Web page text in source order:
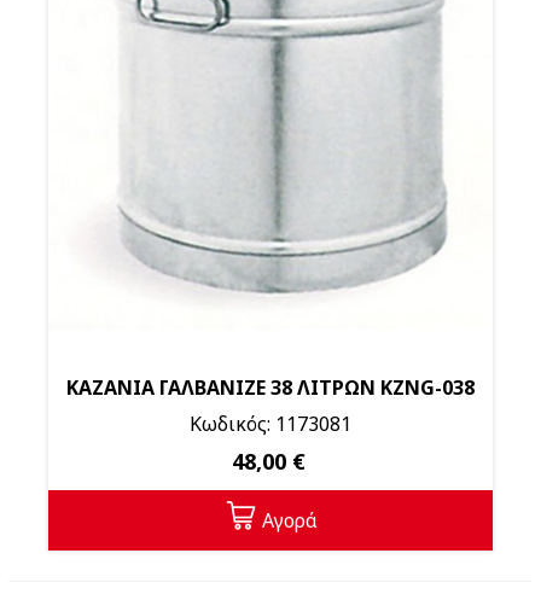
ΚΑΖΑΝΙΑ ΓΑΛΒΑΝΙΖΕ 38 ΛΙΤΡΩΝ KZNG-038
Κωδικός: 1173081
48,00 €
Αγορά